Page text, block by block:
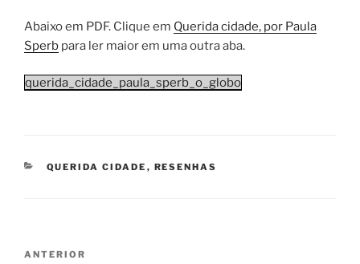
Abaixo em PDF. Clique em Querida cidade, por Paula
Sperb para ler maior em uma outra aba.
querida_cidade_paula_sperb_o_globo
CATEGORIAS
QUERIDA CIDADE , RESENHAS
Post
ANTERIOR